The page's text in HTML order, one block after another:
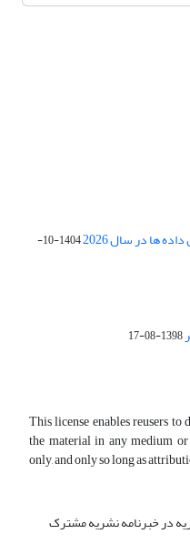
ها در سال 2026
1404-10-
1398-08-17
This license enables reusers
the material in any medium
only, and only so long as
در خبرنامه نشریه مشترک